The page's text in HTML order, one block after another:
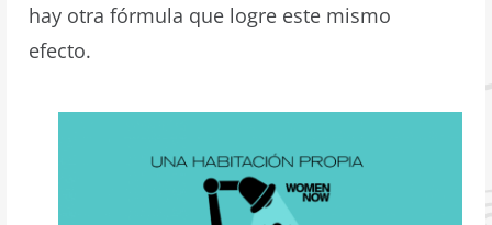
hay otra fórmula que logre este mismo
efecto.